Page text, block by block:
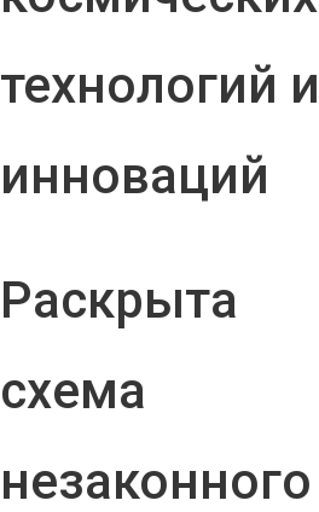
технологий и
инноваций
Раскрыта
схема
незаконного